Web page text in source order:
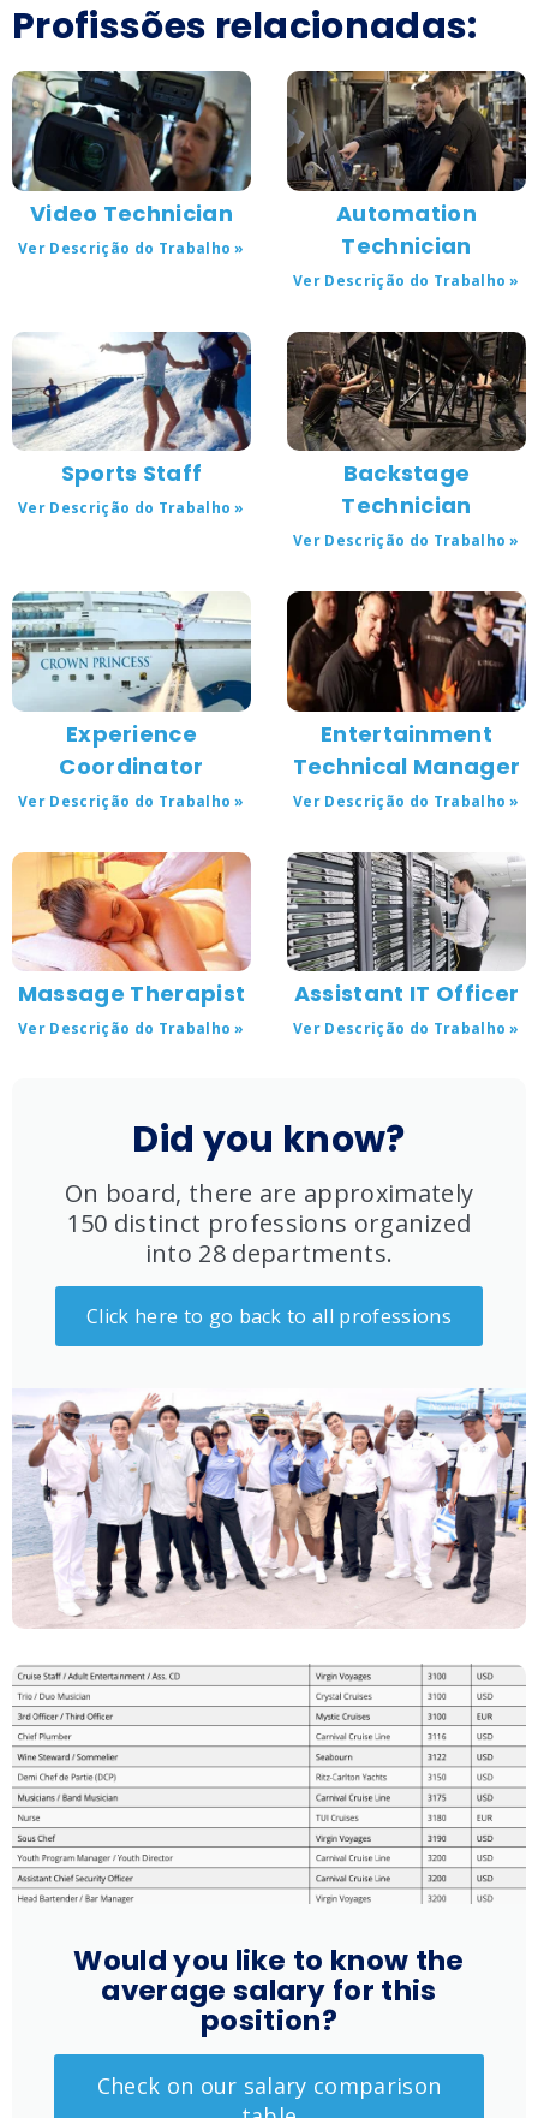
Profissões relacionadas:
Video Technician
Ver Descrição do Trabalho »
Automation
Technician
Ver Descrição do Trabalho »
Sports Staff
Ver Descrição do Trabalho »
Backstage
Technician
Ver Descrição do Trabalho »
Experience
Coordinator
Ver Descrição do Trabalho »
Entertainment
Technical Manager
Ver Descrição do Trabalho »
Massage Therapist
Ver Descrição do Trabalho »
Assistant IT Officer
Ver Descrição do Trabalho »
Did you know?
On board, there are approximately
150 distinct professions organized
into 28 departments.
Click here to go back to all professions
Would you like to know the
average salary for this
position?
Check on our salary comparison